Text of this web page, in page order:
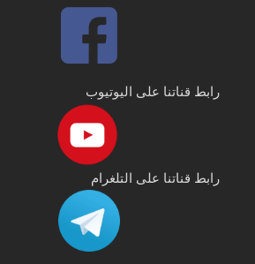
رابط قناتنا على اليوتيوب
رابط قناتنا على التلغرام